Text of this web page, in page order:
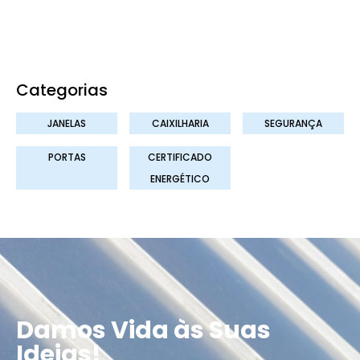
Categorias
JANELAS CAIXILHARIA SEGURANÇA
PORTAS
CERTIFICADO
ENERGÉTICO
Damos Vida às Suas